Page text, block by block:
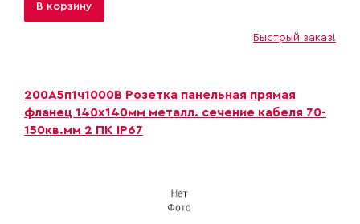
В корзину
Быстрый заказ!
200А5п1ч1000B Розетка панельная прямая
фланец 140х140мм металл. сечение кабеля 70-
150кв.мм 2 ПК IP67